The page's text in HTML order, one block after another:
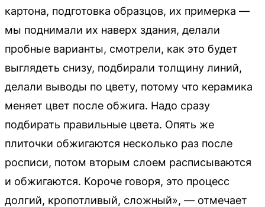
картона, подготовка образцов, их примерка —
мы поднимали их наверх здания, делали
пробные варианты, смотрели, как это будет
выглядеть снизу, подбирали толщину линий,
делали выводы по цвету, потому что керамика
меняет цвет после обжига. Надо сразу
подбирать правильные цвета. Опять же
плиточки обжигаются несколько раз после
росписи, потом вторым слоем расписываются
и обжигаются. Короче говоря, это процесс
долгий, кропотливый, сложный», — отмечает